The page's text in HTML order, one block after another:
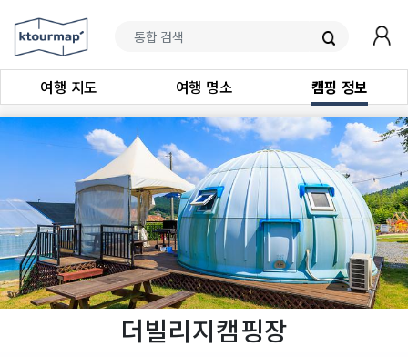
여행 지도 여행 명소 캠핑 정보
더빌리지캠핑장